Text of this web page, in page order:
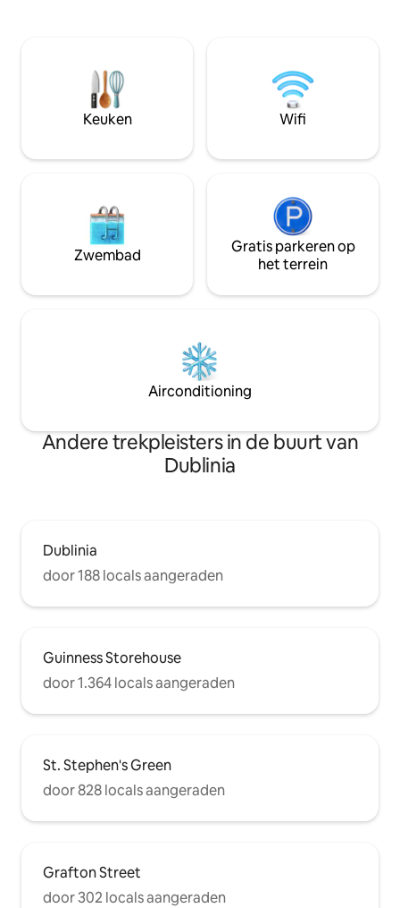
toeslag. Voel je vrij om contact te
hebben met onze boerderijdieren
(paard, alpaca, schapen, geiten) Een
directe bus naar het stadscentrum ligt
geschikt voor baby's of mindervaliden.
Moderne retro
Aanbevelingen
sterren
verder!
Keuken Wifi
Zwembad
Gratis parkeren op
het terrein
Airconditioning
Andere trekpleisters in de buurt van
Dublinia
Dublinia
door 188 locals aangeraden
Guinness Storehouse
door 1.364 locals aangeraden
St. Stephen's Green
door 828 locals aangeraden
Grafton Street
door 302 locals aangeraden